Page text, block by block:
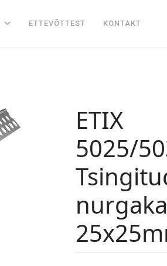
ETTEVÕTTEST KONTAKT
ETIX
5025/